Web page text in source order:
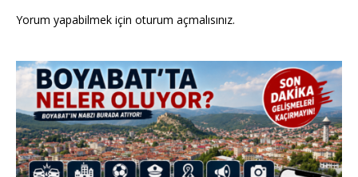
Yorum yapabilmek için oturum açmalısınız.